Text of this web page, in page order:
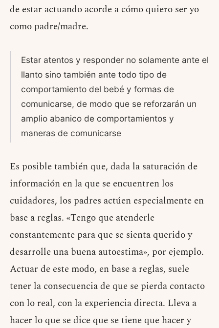
de estar actuando acorde a cómo quiero ser yo
como padre/madre.
Estar atentos y responder no solamente ante el
llanto sino también ante todo tipo de
comportamiento del bebé y formas de
comunicarse, de modo que se reforzarán un
amplio abanico de comportamientos y
maneras de comunicarse
Es posible también que, dada la saturación de
información en la que se encuentren los
cuidadores, los padres actúen especialmente en
base a reglas. «Tengo que atenderle
constantemente para que se sienta querido y
desarrolle una buena autoestima», por ejemplo.
Actuar de este modo, en base a reglas, suele
tener la consecuencia de que se pierda contacto
con lo real, con la experiencia directa. Lleva a
hacer lo que se dice que se tiene que hacer y